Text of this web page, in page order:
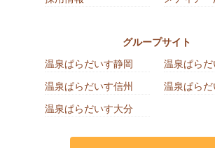
グループサイト
温泉ぱらだいす静岡
温泉ぱら
温泉ぱらだいす信州
温泉ぱら
温泉ぱらだいす大分